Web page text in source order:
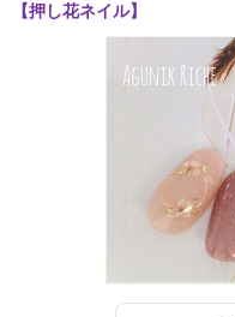
【押し花ネイル】